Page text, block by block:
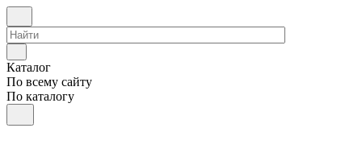
Каталог
По всему сайту
По каталогу